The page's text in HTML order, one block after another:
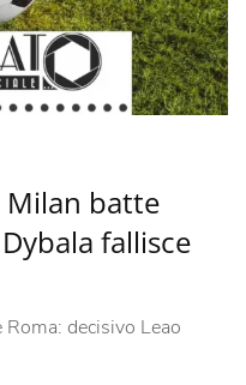
Milan batte
fallisce
Roma: decisivo Leao